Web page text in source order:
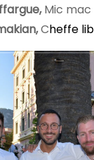
Mic
Cheffe